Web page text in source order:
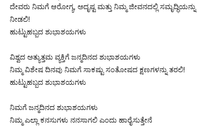
ದೇವರು ನಿಮಗೆ ಆರೋಗ್ಯ, ಅದೃಷ್ಟ ಮತ್ತು ನಿಮ್ಮ ಜೀವನದಲ್ಲಿ ಸಮೃದ್ಧಿಯನ್ನು
ನೀಡಲಿ!
ಹುಟ್ಟುಹಬ್ಬದ ಶುಭಾಶಯಗಳು
ವಿಶ್ವದ ಅತ್ಯುತ್ತಮ ವ್ಯಕ್ತಿಗೆ ಜನ್ಮದಿನದ ಶುಭಾಶಯಗಳು
ನಿಮ್ಮ ವಿಶೇಷ ದಿನವು ನಿಮಗೆ ಸಾಕಷ್ಟು ಸಂತೋಷದ ಕ್ಷಣಗಳನ್ನು ತರಲಿ!
ಹುಟ್ಟುಹಬ್ಬದ ಶುಭಾಶಯಗಳು
ನಿಮಗೆ ಜನ್ಮದಿನದ ಶುಭಾಶಯಗಳು
ನಿಮ್ಮ ಎಲ್ಲಾ ಕನಸುಗಳು ನನಸಾಗಲಿ ಎಂದು ಹಾರೈಸುತ್ತೇನೆ